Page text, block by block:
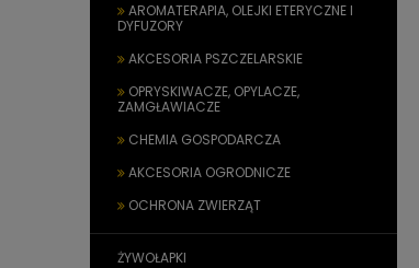
AROMATERAPIA, OLEJKI ETERYCZNE I
DYFUZORY
AKCESORIA PSZCZELARSKIE
OPRYSKIWACZE, OPYLACZE,
ZAMGŁAWIACZE
CHEMIA GOSPODARCZA
AKCESORIA OGRODNICZE
OCHRONA ZWIERZĄT
ŻYWOŁAPKI